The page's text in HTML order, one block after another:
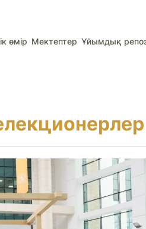
өмір Мектептер Ұйымдық